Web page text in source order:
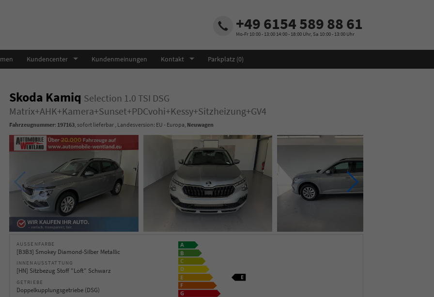
+49 6154 589 88 61
Mo-Fr 10:00 - 13:00 14:00 - 18:00 Uhr, Sa 10:00 - 13:00 Uhr
Kundencenter Kundenmeinungen Kontakt Parkplatz (0)
Skoda Kamiq Selection 1.0 TSI DSG
Matrix+AHK+Kamera+Sunset+PDCvohi+Kessy+Sitzheizung+GV4
Fahrzeugnummer: 197163, sofort lieferbar, Landesversion: EU - Europa, Neuwagen
AUSSENFARBE
[B3B3] Smokey Diamond-Silber Metallic
INNENAUSSTATTUNG
[HN] Sitzbezug Stoff "Loft" Schwarz
GETRIEBE
Doppelkupplungsgetriebe (DSG)